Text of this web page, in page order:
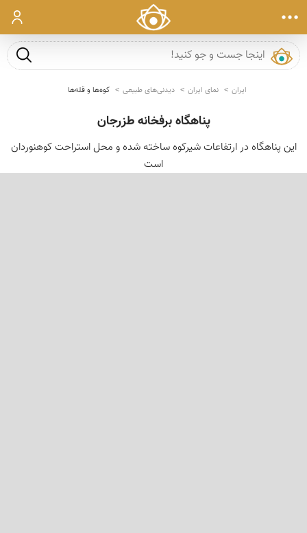
ورود
جست و
ایران نمای ایران دیدنی‌های طبیعی کوه‌ها و قله‌ها
پناهگاه برفخانه طزرجان
این پناهگاه در ارتفاعات شیركوه ساخته شده و محل استراحت كوهنوردان
است